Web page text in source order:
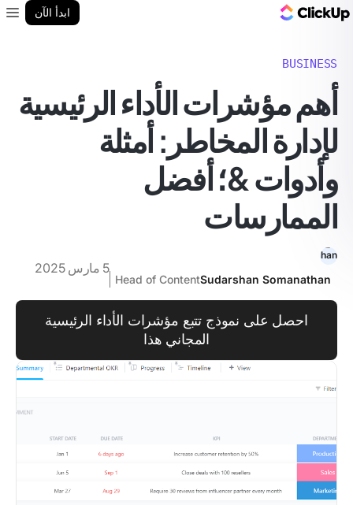
ابدأ الآن
BUSINESS
أهم مؤشرات الأداء الرئيسية
لإدارة المخاطر: أمثلة
وأدوات &؛ أفضل
الممارسات
Sudarshan Somanathan
Head of Content
5 مارس 2025
احصل على نموذج تتبع مؤشرات الأداء الرئيسية
المجاني هذا